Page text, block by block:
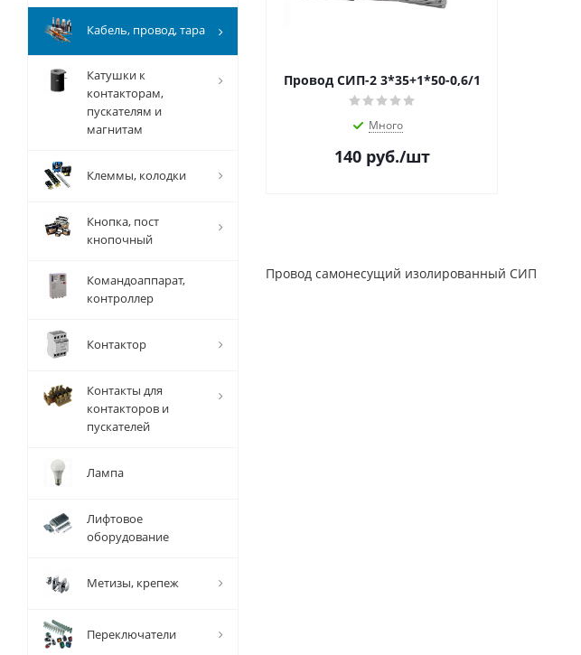
Провод СИП-2 3*35+1*50-0,6/1
Много
140 руб./шт
Провод самонесущий изолированный СИП
Кабель, провод, тара
Катушки к
контакторам,
пускателям и
магнитам
Клеммы, колодки
Кнопка, пост
кнопочный
Командоаппарат,
контроллер
Контактор
Контакты для
контакторов и
пускателей
Лампа
Лифтовое
оборудование
Метизы, крепеж
Переключатели